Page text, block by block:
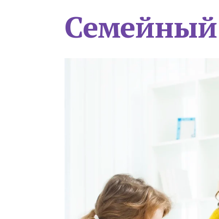
Семейный